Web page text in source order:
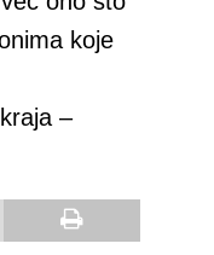
koje
–